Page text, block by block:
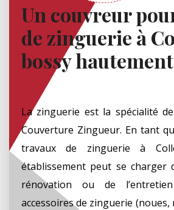
Un couvreur
de zinguerie à
bossy
La zinguerie est la spécialité
Couverture Zingueur. En tant
travaux de zinguerie à
établissement peut se charger
rénovation ou de
accessoires de zinguerie (noues,